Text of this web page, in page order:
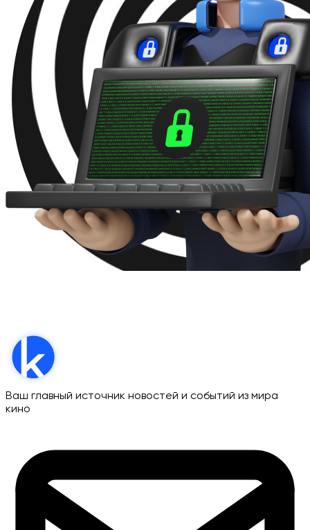
Ваш главный источник новостей и событий из мира
кино